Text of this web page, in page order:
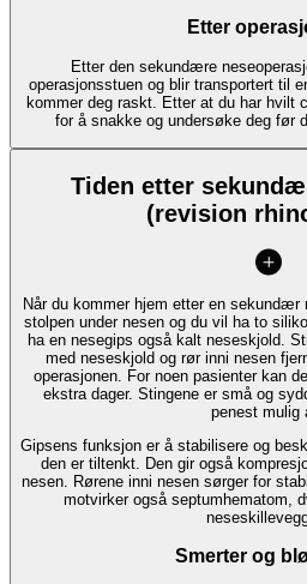
Etter
Etter den sekundære
operasjonsstuen og blir transportert til
kommer deg raskt. Etter at du har hvilt
for å snakke og undersøke deg før
Tiden etter
(revision
Når du kommer hjem etter en sekundær
stolpen under nesen og du vil ha to
ha en nesegips også kalt neseskjold.
med neseskjold og rør inni nesen
operasjonen. For noen pasienter kan
ekstra dager. Stingene er små og
penest mulig
Gipsens funksjon er å stabilisere og
den er tiltenkt. Den gir også
nesen. Rørene inni nesen sørger for
motvirker også septumhematom,
Smerter og